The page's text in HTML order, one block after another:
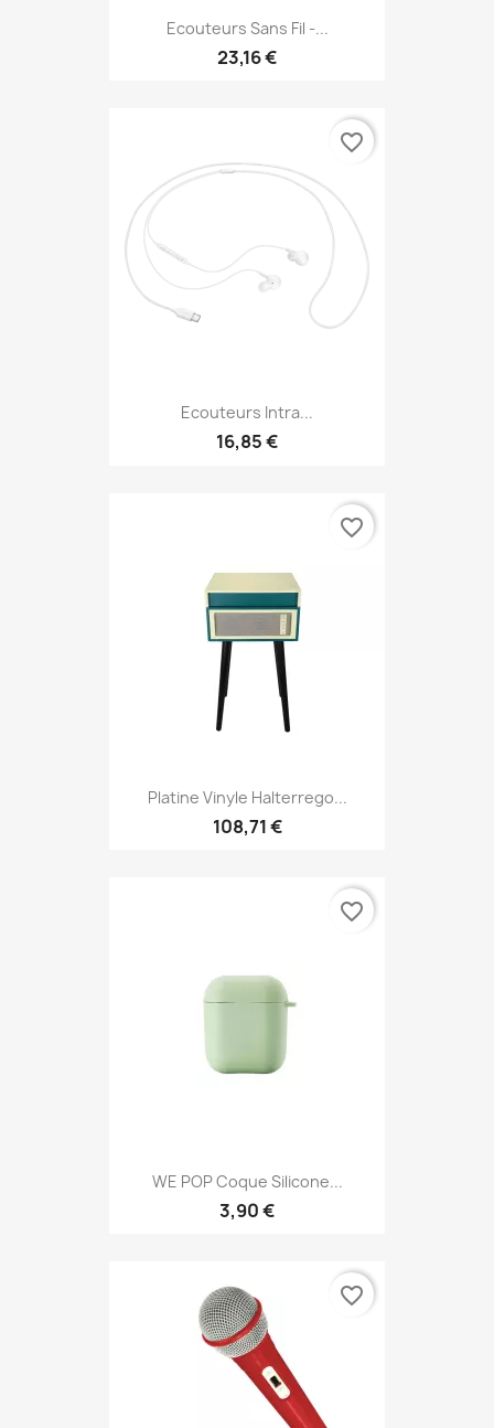
Ecouteurs Sans Fil -...
23,16 €
Ecouteurs Intra...
16,85 €
favorite_border
Platine Vinyle Halterrego...
108,71 €
favorite_border
WE POP Coque Silicone...
3,90 €
favorite_border
favorite_border